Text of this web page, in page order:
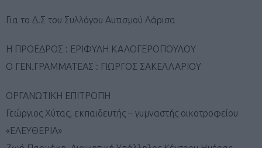
Για το Δ.Σ του Συλλόγου Αυτισμού Λάρισα
Η ΠΡΟΕΔΡΟΣ : ΕΡΙΦΥΛΗ ΚΑΛΟΓΕΡΟΠΟΥΛΟΥ
Ο ΓΕΝ.ΓΡΑΜΜΑΤΕΑΣ : ΓΙΩΡΓΟΣ ΣΑΚΕΛΛΑΡΙΟΥ
ΟΡΓΑΝΩΤΙΚΗ ΕΠΙΤΡΟΠΗ
Γεώργιος Χύτας, εκπαιδευτής – γυμναστής οικοτροφείου
«ΕΛΕΥΘΕΡΙΑ»